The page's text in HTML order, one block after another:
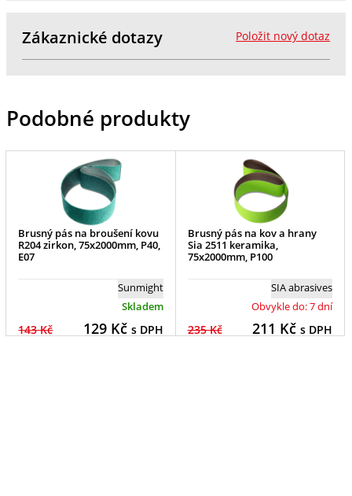
Položit nový dotaz
Zákaznické dotazy
Podobné produkty
Brusný pás na broušení kovu
R204 zirkon, 75x2000mm, P40,
E07
Sunmight
Skladem
143 Kč 129Kč s DPH
Brusný pás na kov a hrany
Sia 2511 keramika,
75x2000mm, P100
SIA abrasives
Obvykle do: 7 dní
235 Kč 211 Kč s DPH